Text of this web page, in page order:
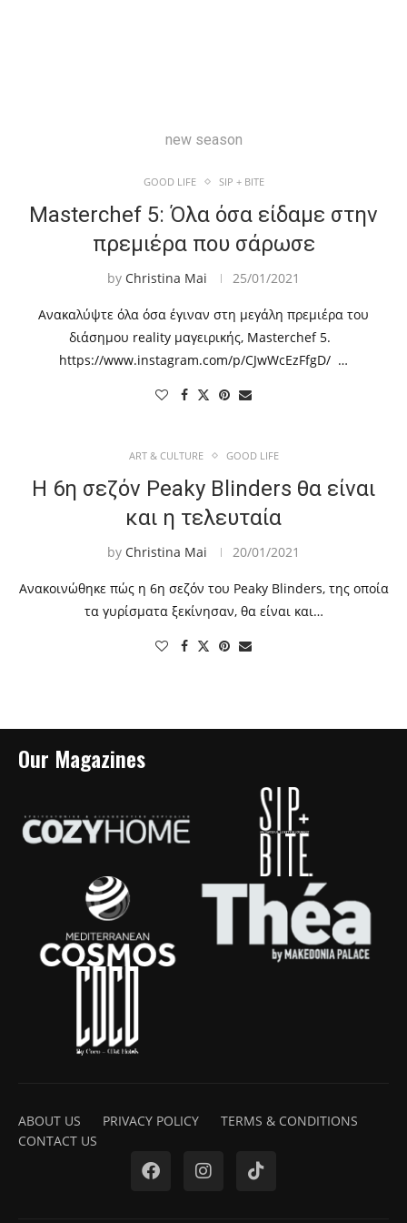
new season
GOOD LIFE SIP + BITE
Masterchef 5: Όλα όσα είδαμε στην
πρεμιέρα που σάρωσε
by Christina Mai 25/01/2021
Ανακαλύψτε όλα όσα έγιναν στη μεγάλη πρεμιέρα του
διάσημου reality μαγειρικής, Masterchef 5.
https://www.instagram.com/p/CJwWcEzFfgD/ …
ART & CULTURE GOOD LIFE
Η 6η σεζόν Peaky Blinders θα είναι
και η τελευταία
by Christina Mai 20/01/2021
Ανακοινώθηκε πώς η 6η σεζόν του Peaky Blinders, της οποία
τα γυρίσματα ξεκίνησαν, θα είναι και…
Our Magazines
ABOUT US PRIVACY POLICY
TERMS & CONDITIONS
CONTACT US